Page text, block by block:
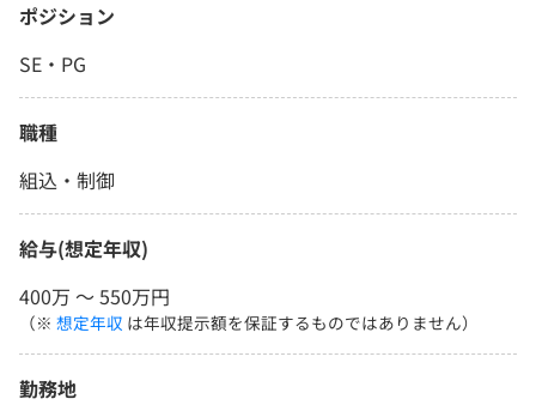
ポジション
SE・PG
職種
組込・制御
給与(想定年収)
400万 〜 550万円
（※ 想定年収 は年収提示額を保証するものではありません）
勤務地